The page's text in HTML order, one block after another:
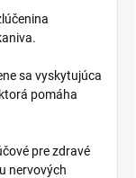
sa vyskytujúca
pomáha
pre zdravé
nervových